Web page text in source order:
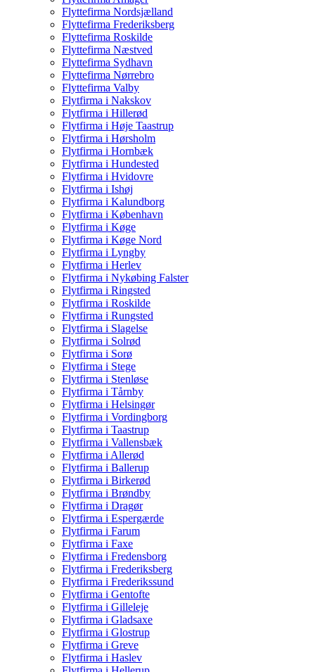
Flyttefirma Nordsjælland
Flyttefirma Frederiksberg
Flyttefirma Roskilde
Flyttefirma Næstved
Flyttefirma Sydhavn
Flyttefirma Nørrebro
Flyttefirma Valby
Flytfirma i Nakskov
Flytfirma i Hillerød
Flytfirma i Høje Taastrup
Flytfirma i Hørsholm
Flytfirma i Hornbæk
Flytfirma i Hundested
Flytfirma i Hvidovre
Flytfirma i Ishøj
Flytfirma i Kalundborg
Flytfirma i København
Flytfirma i Køge
Flytfirma i Køge Nord
Flytfirma i Lyngby
Flytfirma i Herlev
Flytfirma i Nykøbing Falster
Flytfirma i Ringsted
Flytfirma i Roskilde
Flytfirma i Rungsted
Flytfirma i Slagelse
Flytfirma i Solrød
Flytfirma i Sorø
Flytfirma i Stege
Flytfirma i Stenløse
Flytfirma i Tårnby
Flytfirma i Helsingør
Flytfirma i Vordingborg
Flytfirma i Taastrup
Flytfirma i Vallensbæk
Flytfirma i Allerød
Flytfirma i Ballerup
Flytfirma i Birkerød
Flytfirma i Brøndby
Flytfirma i Dragør
Flytfirma i Espergærde
Flytfirma i Farum
Flytfirma i Faxe
Flytfirma i Fredensborg
Flytfirma i Frederiksberg
Flytfirma i Frederikssund
Flytfirma i Gentofte
Flytfirma i Gilleleje
Flytfirma i Gladsaxe
Flytfirma i Glostrup
Flytfirma i Greve
Flytfirma i Haslev